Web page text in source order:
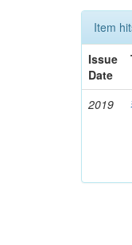
Item
Issue
Date
2019